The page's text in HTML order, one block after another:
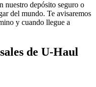
nuestro depósito seguro o
del mundo. Te avisaremos
y cuando llegue a
de U-Haul